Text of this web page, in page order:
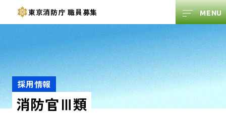
東京消防庁職員募集
採用情報
消防官Ⅲ類